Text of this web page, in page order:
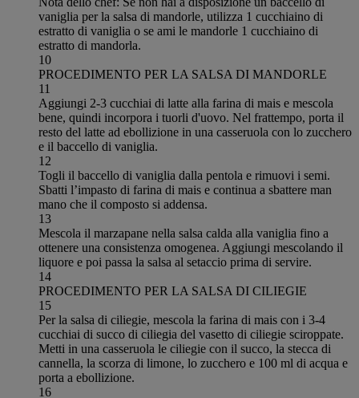
vaniglia per la salsa di mandorle, utilizza 1 cucchiaino di
estratto di vaniglia o se ami le mandorle 1 cucchiaino di
estratto di mandorla.
10
PROCEDIMENTO PER LA SALSA DI MANDORLE
11
Aggiungi 2-3 cucchiai di latte alla farina di mais e mescola
bene, quindi incorpora i tuorli d'uovo. Nel frattempo, porta il
resto del latte ad ebollizione in una casseruola con lo zucchero
e il baccello di vaniglia.
12
Togli il baccello di vaniglia dalla pentola e rimuovi i semi.
Sbatti l’impasto di farina di mais e continua a sbattere man
mano che il composto si addensa.
13
Mescola il marzapane nella salsa calda alla vaniglia fino a
ottenere una consistenza omogenea. Aggiungi mescolando il
liquore e poi passa la salsa al setaccio prima di servire.
14
PROCEDIMENTO PER LA SALSA DI CILIEGIE
15
Per la salsa di ciliegie, mescola la farina di mais con i 3-4
cucchiai di succo di ciliegia del vasetto di ciliegie sciroppate.
Metti in una casseruola le ciliegie con il succo, la stecca di
cannella, la scorza di limone, lo zucchero e 100 ml di acqua e
porta a ebollizione.
16